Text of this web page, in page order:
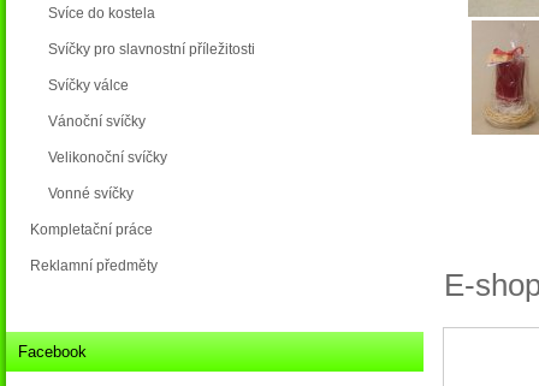
Svíce do kostela
Svíčky pro slavnostní příležitosti
Svíčky válce
Vánoční svíčky
Velikonoční svíčky
Vonné svíčky
Kompletační práce
Reklamní předměty
Facebook
E-